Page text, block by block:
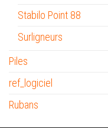
Stabilo Point 88
Surligneurs
Piles
ref_logiciel
Rubans